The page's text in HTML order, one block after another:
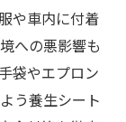
や車内に付着
への悪影響も
袋やエプロン
う養生シート